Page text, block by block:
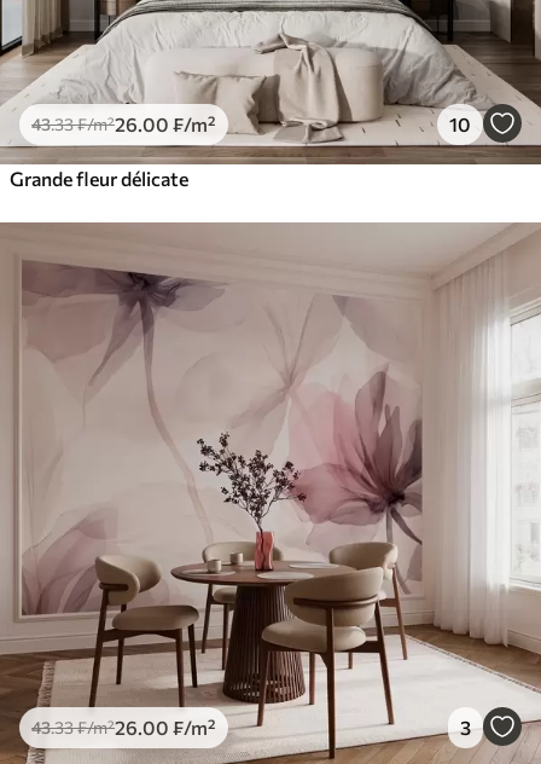
43.33₣/m²26 .00 ₣/m² 10
Grande fleur délicate
43.33₣/m²26 .00 ₣/m² 3